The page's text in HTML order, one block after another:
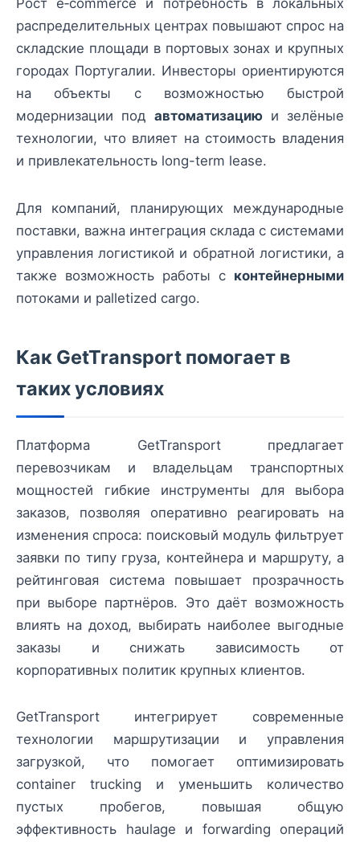
Рост e‑commerce и потребность в локальных
распределительных центрах повышают спрос на
складские площади в портовых зонах и крупных
городах Португалии. Инвесторы ориентируются
на объекты с возможностью быстрой
модернизации под автоматизациюи зелёные
технологии, что влияет на стоимость владения
и привлекательность long-term lease.
Для компаний, планирующих международные
поставки, важна интеграция склада с системами
управления логистикой и обратной логистики, а
также возможность работы с контейнерными
потоками и palletized cargo.
Как GetTransport помогает в
таких условиях
Платформа GetTransport предлагает
перевозчикам и владельцам транспортных
мощностей гибкие инструменты для выбора
заказов, позволяя оперативно реагировать на
изменения спроса: поисковый модуль фильтрует
заявки по типу груза, контейнера и маршруту, а
рейтинговая система повышает прозрачность
при выборе партнёров. Это даёт возможность
влиять на доход, выбирать наиболее выгодные
заказы и снижать зависимость от
корпоративных политик крупных клиентов.
GetTransport интегрирует современные
технологии маршрутизации и управления
загрузкой, что помогает оптимизировать
container trucking и уменьшить количество
пустых пробегов, повышая общую
эффективность haulage и forwarding операций